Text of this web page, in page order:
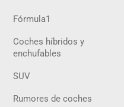
Fórmula1
Coches híbridos y
enchufables
SUV
Rumores de coches